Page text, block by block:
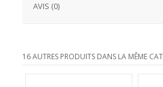
AVIS (0)
16 AUTRES PRODUITS DANS LA MÊME